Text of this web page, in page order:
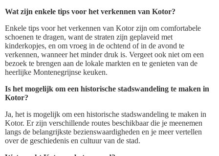
Wat zijn enkele tips voor het verkennen van Kotor?
Enkele tips voor het verkennen van Kotor zijn om comfortabele
schoenen te dragen, want de straten zijn geplaveid met
kinderkopjes, en om vroeg in de ochtend of in de avond te
verkennen, wanneer het minder druk is. Vergeet ook niet om een
bezoek te brengen aan de lokale markten en te genieten van de
heerlijke Montenegrijnse keuken.
Is het mogelijk om een historische stadswandeling te maken in
Kotor?
Ja, het is mogelijk om een historische stadswandeling te maken in
Kotor. Er zijn verschillende routes beschikbaar die je meenemen
langs de belangrijkste bezienswaardigheden en je meer vertellen
over de geschiedenis en cultuur van de stad.